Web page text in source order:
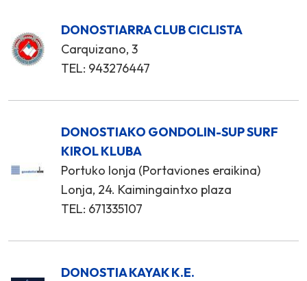
DONOSTIARRA CLUB CICLISTA
Carquizano, 3
TEL: 943276447
DONOSTIAKO GONDOLIN-SUP SURF
KIROL KLUBA
Portuko lonja (Portaviones eraikina)
Lonja, 24. Kaimingaintxo plaza
TEL: 671335107
DONOSTIA KAYAK K.E.